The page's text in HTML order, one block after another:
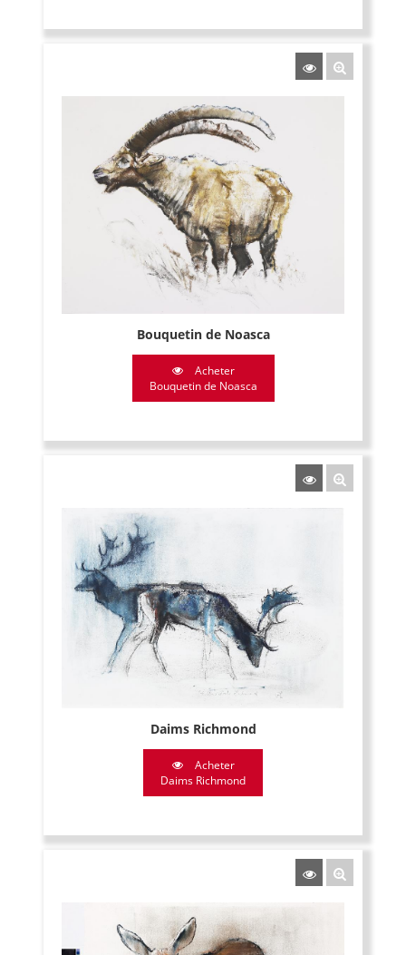
Bouquetin de Noasca
Acheter
Bouquetin de Noasca
Daims Richmond
Acheter
Daims Richmond